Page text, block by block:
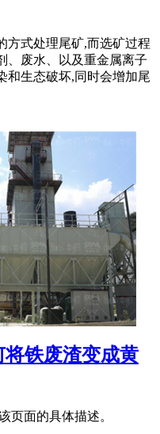
方式处理尾矿,而选矿过程
、废水、以及重金属离子
和生态破坏,同时会增加尾
铁废渣变成黄
页面的具体描述。